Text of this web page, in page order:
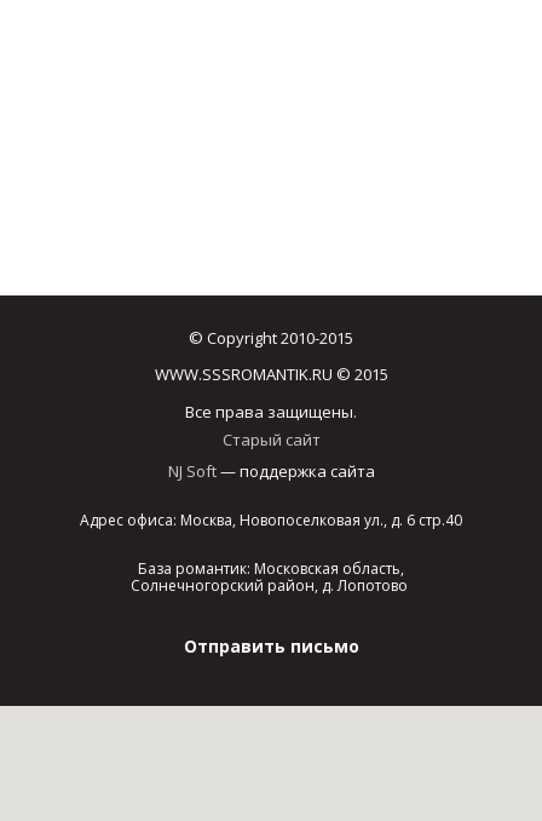
© Copyright 2010-2015
WWW.SSSROMANTIK.RU © 2015
Все права защищены.
Старый сайт
NJ Soft— поддержка сайта
Адрес офиса: Москва, Новопоселковая ул., д. 6 стр.40
База романтик: Московская область,
Солнечногорский район, д. Лопотово
Отправить письмо